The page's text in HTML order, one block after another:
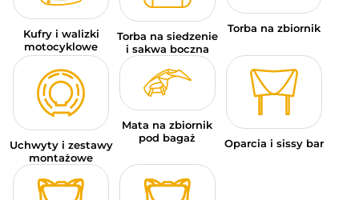
Kufry i walizki
motocyklowe
Torba na siedzenie
i sakwa boczna
Torba na zbiornik
Uchwyty i zestawy
montażowe
Mata na zbiornik
pod bagaż
Oparcia i sissy bar